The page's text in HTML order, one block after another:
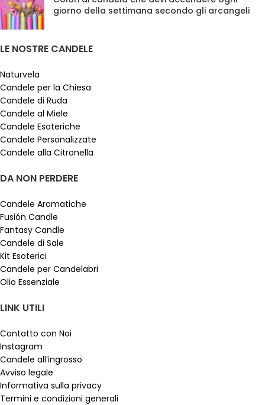
giorno della settimana secondo gli arcangeli
LE NOSTRE CANDELE
Naturvela
Candele per la Chiesa
Candele di Ruda
Candele al Miele
Candele Esoteriche
Candele Personalizzate
Candele alla Citronella
DA NON PERDERE
Candele Aromatiche
Fusión Candle
Fantasy Candle
Candele di Sale
Kit Esoterici
Candele per Candelabri
Olio Essenziale
LINK UTILI
Contatto con Noi
Instagram
Candele all’ingrosso
Avviso legale
Informativa sulla privacy
Termini e condizioni generali